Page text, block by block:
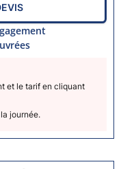
et le tarif en cliquant
journée.